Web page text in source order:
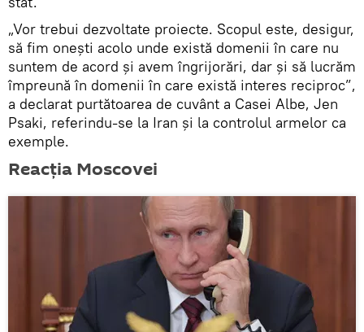
„Vor trebui dezvoltate proiecte. Scopul este, desigur,
să fim oneşti acolo unde există domenii în care nu
suntem de acord și avem îngrijorări, dar și să lucrăm
împreună în domenii în care există interes reciproc”,
a declarat purtătoarea de cuvânt a Casei Albe, Jen
Psaki, referindu-se la Iran și la controlul armelor ca
exemple.
Reacția Moscovei